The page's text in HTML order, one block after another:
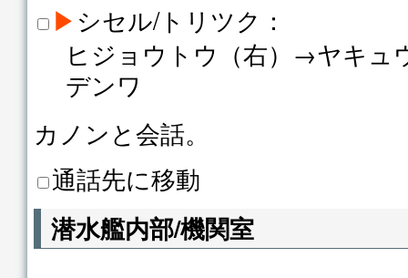
▶ シセル/トリツク：
ヒジョウトウ（右）→ヤキ
デンワ
カノンと会話。
通話先に移動
潜水艦内部/機関室